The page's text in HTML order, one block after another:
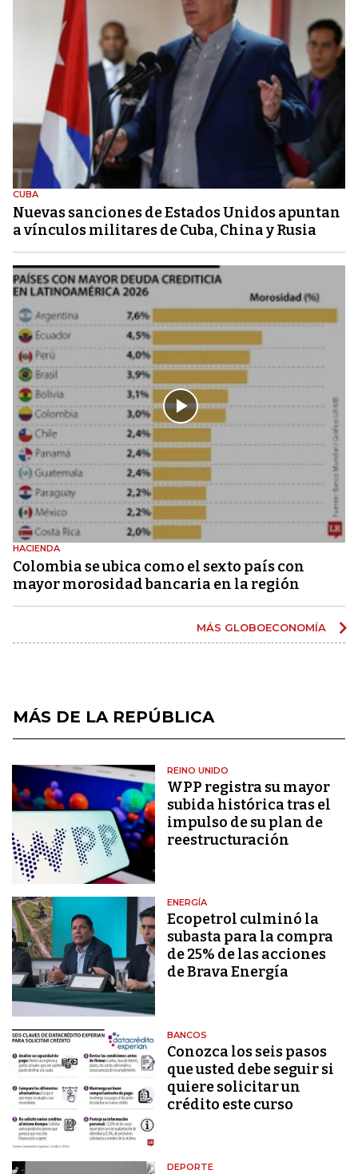
CUBA
Nuevas sanciones de Estados Unidos apuntan
a vínculos militares de Cuba, China y Rusia
HACIENDA
Colombia se ubica como el sexto país con
mayor morosidad bancaria en la región
MÁS GLOBOECONOMÍA
MÁS DE LA REPÚBLICA
REINO UNIDO
WPP registra su mayor
subida histórica tras el
impulso de su plan de
reestructuración
ENERGÍA
Ecopetrol culminó la
subasta para la compra
de 25% de las acciones
de Brava Energía
BANCOS
Conozca los seis pasos
que usted debe seguir si
quiere solicitar un
crédito este curso
DEPORTE